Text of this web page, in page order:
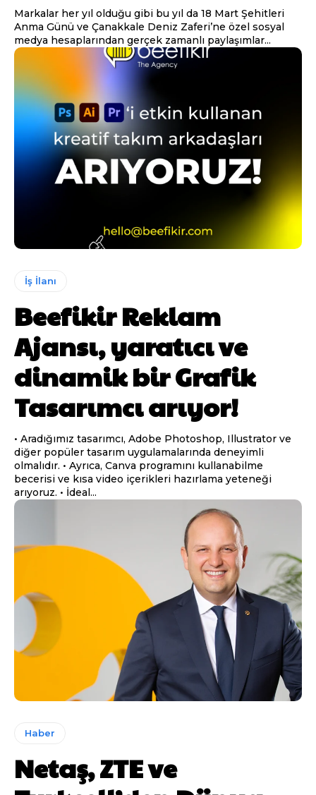
Markalar her yıl olduğu gibi bu yıl da 18 Mart Şehitleri
Anma Günü ve Çanakkale Deniz Zaferi’ne özel sosyal
medya hesaplarından gerçek zamanlı paylaşımlar...
İş İlanı
Beefikir Reklam
Ajansı, yaratıcı ve
dinamik bir Grafik
Tasarımcı arıyor!
• Aradığımız tasarımcı, Adobe Photoshop, Illustrator ve
diğer popüler tasarım uygulamalarında deneyimli
olmalıdır. • Ayrıca, Canva programını kullanabilme
becerisi ve kısa video içerikleri hazırlama yeteneği
arıyoruz. • İdeal...
Haber
Netaş, ZTE ve